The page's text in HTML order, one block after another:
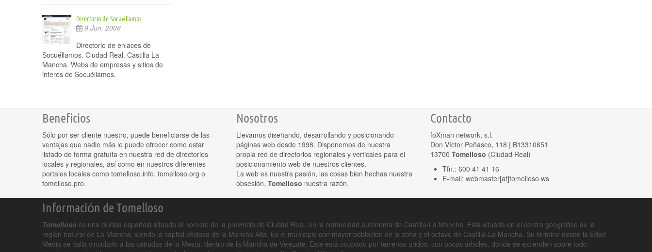
Directorio de Socuéllamos
9 Jun, 2008
Directorio de enlaces de
Socuéllamos. Ciudad Real. Castilla La
Mancha. Webs de empresas y sitios de
interés de Socuéllamos.
Beneficios
Sólo por ser cliente nuestro, puede beneficiarse de las
ventajas que nadie más le puede ofrecer como estar
listado de forma gratuíta en nuestra red de directorios
locales y regionales, así como en nuestros diferentes
portales locales como tomelloso.info, tomelloso.org o
tomelloso.pro.
Nosotros
Llevamos diseñando, desarrollando y posicionando
páginas web desde 1998. Disponemos de nuestra
propia red de directorios regionales y verticales para el
posicionamiento web de nuestros clientes.
La web es nuestra pasión, las cosas bien hechas nuestra
obsesión, Tomelloso nuestra razón.
Contacto
foXman network, s.l.
Don Víctor Peñasco, 118 | B13310651
13700 Tomelloso (Ciudad Real)
Tfn.: 600 41 41 16
E-mail: webmaster[at]tomelloso.ws
Información de Tomelloso
Tomelloso es una ciudad española situada al noreste de la provincia de Ciudad Real, en la comunidad autónoma de Castilla-La Mancha. Está situada en el centro geográfico de la
región natural de La Mancha, siendo la capital oficiosa de la Mancha Alta. Es el municipio con mayor población de la zona y el octavo de Castilla-La Mancha. Su término desde la Edad
Media se halla vinculado a las cañadas de la Mesta, dentro de la Mancha de Vejezate. Este está ocupado por terrenos áridos, con pocos árboles, donde se extienden sobre todo